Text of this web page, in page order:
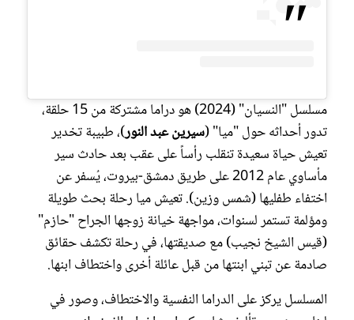
مسلسل "النسيان" (2024) هو دراما مشتركة من 15 حلقة،
تدور أحداثه حول "ميا" (سيرين عبد النور)، طبيبة تخدير
تعيش حياة سعيدة تنقلب رأساً على عقب بعد حادث سير
مأساوي عام 2012 على طريق دمشق-بيروت، يُسفر عن
اختفاء طفليها (شمس وزين). تعيش ميا رحلة بحث طويلة
ومؤلمة تستمر لسنوات، مواجهة خيانة زوجها الجراح "حازم"
(قيس الشيخ نجيب) مع صديقتها، في رحلة تكشف حقائق
صادمة عن تبني ابنتها من قبل عائلة أخرى واختطاف ابنها.
المسلسل يركز على الدراما النفسية والاختطاف، وصور في